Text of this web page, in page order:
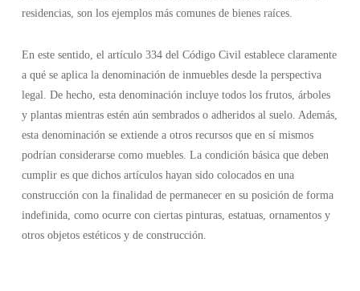
residencias, son los ejemplos más comunes de bienes raíces.
En este sentido, el artículo 334 del Código Civil establece claramente
a qué se aplica la denominación de inmuebles desde la perspectiva
legal. De hecho, esta denominación incluye todos los frutos, árboles
y plantas mientras estén aún sembrados o adheridos al suelo. Además,
esta denominación se extiende a otros recursos que en sí mismos
podrían considerarse como muebles. La condición básica que deben
cumplir es que dichos artículos hayan sido colocados en una
construcción con la finalidad de permanecer en su posición de forma
indefinida, como ocurre con ciertas pinturas, estatuas, ornamentos y
otros objetos estéticos y de construcción.